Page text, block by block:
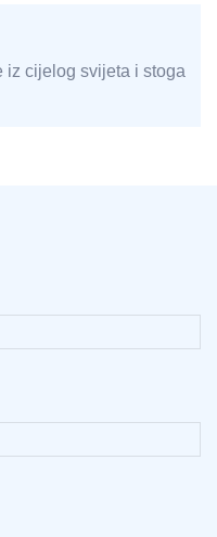
iz cijelog svijeta i stoga